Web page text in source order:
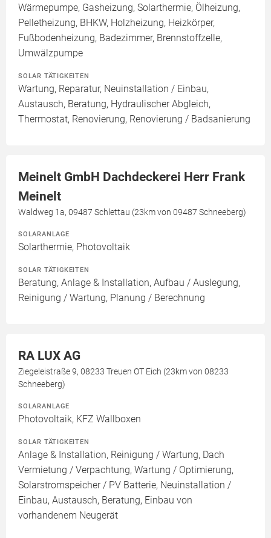
Wärmepumpe, Gasheizung, Solarthermie, Ölheizung,
Pelletheizung, BHKW, Holzheizung, Heizkörper,
Fußbodenheizung, Badezimmer, Brennstoffzelle,
Umwälzpumpe
SOLAR TÄTIGKEITEN
Wartung, Reparatur, Neuinstallation / Einbau,
Austausch, Beratung, Hydraulischer Abgleich,
Thermostat, Renovierung, Renovierung / Badsanierung
Meinelt GmbH Dachdeckerei Herr Frank
Meinelt
Waldweg 1a, 09487 Schlettau (23km von 09487 Schneeberg)
SOLARANLAGE
Solarthermie, Photovoltaik
SOLAR TÄTIGKEITEN
Beratung, Anlage & Installation, Aufbau / Auslegung,
Reinigung / Wartung, Planung / Berechnung
RA LUX AG
Ziegeleistraße 9, 08233 Treuen OT Eich (23km von 08233
Schneeberg)
SOLARANLAGE
Photovoltaik, KFZ Wallboxen
SOLAR TÄTIGKEITEN
Anlage & Installation, Reinigung / Wartung, Dach
Vermietung / Verpachtung, Wartung / Optimierung,
Solarstromspeicher / PV Batterie, Neuinstallation /
Einbau, Austausch, Beratung, Einbau von
vorhandenem Neugerät